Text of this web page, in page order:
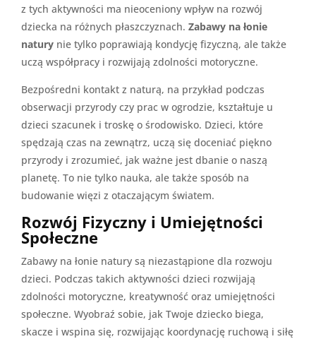
z tych aktywności ma nieoceniony wpływ na rozwój
dziecka na różnych płaszczyznach. Zabawy na łonie
natury nie tylko poprawiają kondycję fizyczną, ale także
uczą współpracy i rozwijają zdolności motoryczne.
Bezpośredni kontakt z naturą, na przykład podczas
obserwacji przyrody czy prac w ogrodzie, kształtuje u
dzieci szacunek i troskę o środowisko. Dzieci, które
spędzają czas na zewnątrz, uczą się doceniać piękno
przyrody i zrozumieć, jak ważne jest dbanie o naszą
planetę. To nie tylko nauka, ale także sposób na
budowanie więzi z otaczającym światem.
Rozwój Fizyczny i Umiejętności
Społeczne
Zabawy na łonie natury są niezastąpione dla rozwoju
dzieci. Podczas takich aktywności dzieci rozwijają
zdolności motoryczne, kreatywność oraz umiejętności
społeczne. Wyobraź sobie, jak Twoje dziecko biega,
skacze i wspina się, rozwijając koordynację ruchową i siłę